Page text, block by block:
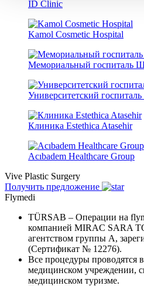
ID Clinic
Kamol Cosmetic Hospital
Мемориальный госпиталь
Университетский
Клиника Estethica Atasehir
Acıbadem Healthcare Group
Vive Plastic Surgery
Получить предложение
Flymedi
TÜRSAB – Операции на
компанией MIRAC SARA
агентством группы A,
(Сертификат № 12276).
Все процедуры проводятся
медицинском учреждении,
медицинском туризме.